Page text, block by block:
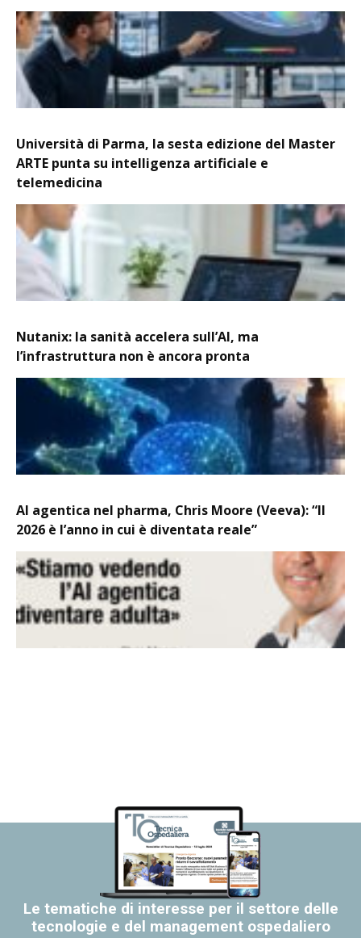
Università di Parma, la sesta edizione del Master
ARTE punta su intelligenza artificiale e
telemedicina
Nutanix: la sanità accelera sull’AI, ma
l’infrastruttura non è ancora pronta
AI agentica nel pharma, Chris Moore (Veeva): “Il
2026 è l’anno in cui è diventata reale”
Le tematiche di interesse per il settore delle
tecnologie e del management ospedaliero